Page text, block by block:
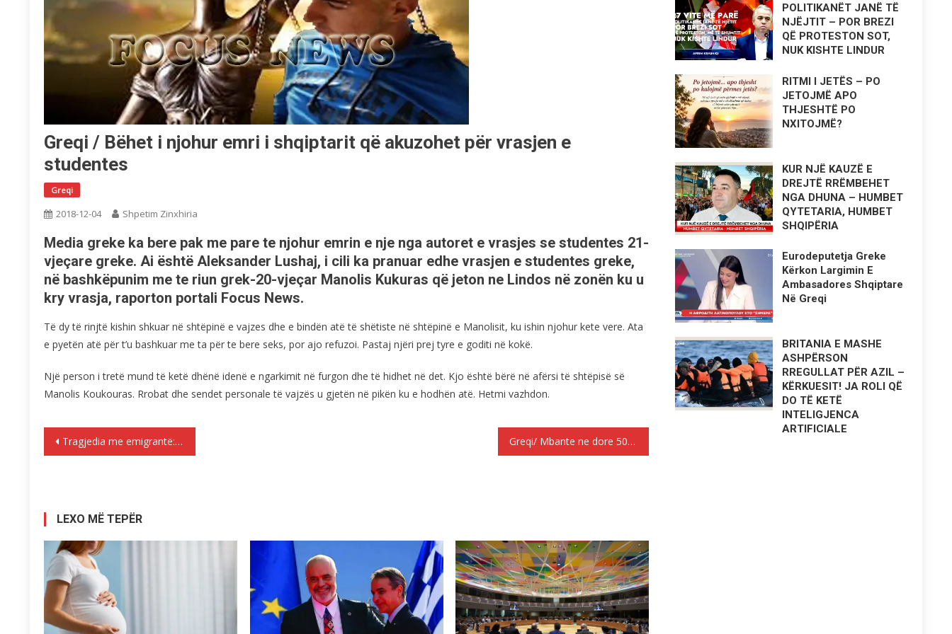
Greqi / Bëhet i njohur emri i shqiptarit që akuzohet për vrasjen e
studentes
Greqi
2018-12-04 Shpetim Zinxhiria
Media greke ka bere pak me pare te njohur emrin e nje nga autoret e vrasjes se studentes 21-
vjeçare greke. Ai është Aleksander Lushaj, i cili ka pranuar edhe vrasjen e studentes greke,
në bashkëpunim me te riun grek-20-vjeçar Manolis Kukuras që jeton ne Lindos në zonën ku u
kry vrasja, raporton portali Focus News.
Të dy të rinjtë kishin shkuar në shtëpinë e vajzes dhe e bindën atë të shëtiste në shtëpinë e Manolisit, ku ishin njohur kete vere. Ata
e pyetën atë për t’u bashkuar me ta për te bere seks, por ajo refuzoi. Pastaj njëri prej tyre e goditi në kokë.
Një person i tretë mund të ketë dhënë idenë e ngarkimit në furgon dhe të hidhet në det. Kjo është bërë në afërsi të shtëpisë së
Manolis Koukouras. Rrobat dhe sendet personale të vajzës u gjetën në pikën ku e hodhën atë. Hetmi vazhdon.
Lëvizje
Tragjedia me emigrantë: Tre të vdekur nga të ftohtit në kufirin greko-turk Greqi/ Mbante ne dore 50 euro, vritet 18-vjeçari shqiptar
LEXO MË TEPËR
POLITIKANËT JANË TË
NJËJTIT – POR BREZI
QË PROTESTON SOT,
NUK KISHTE LINDUR
RITMI I JETËS – PO
JETOJMË APO
THJESHTË PO
NXITOJMË?
KUR NJË KAUZË E
DREJTË RRËMBEHET
NGA DHUNA – HUMBET
QYTETARIA, HUMBET
SHQIPËRIA
Eurodeputetja Greke
Kërkon Largimin E
Ambasadores Shqiptare
Në Greqi
BRITANIA E MASHE
ASHPËRSON
RREGULLAT PËR AZIL –
KËRKUESIT! JA ROLI QË
DO TË KETË
INTELIGJENCA
ARTIFICIALE